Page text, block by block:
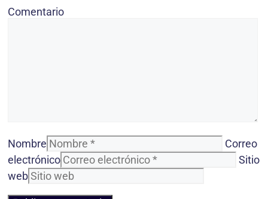
Comentario
Nombre
Correo
electrónico
Sitio
web